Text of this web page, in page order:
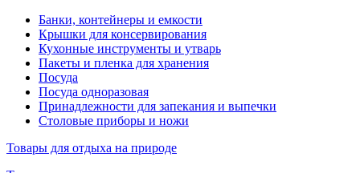
Банки, контейнеры и емкости
Крышки для консервирования
Кухонные инструменты и утварь
Пакеты и пленка для хранения
Посуда
Посуда одноразовая
Принадлежности для запекания и выпечки
Столовые приборы и ножи
Товары для отдыха на природе